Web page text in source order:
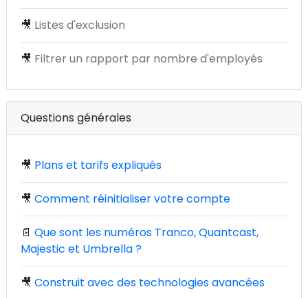
🎥 Listes d'exclusion
🎥 Filtrer un rapport par nombre d'employés
Questions générales
🎥 Plans et tarifs expliqués
🎥 Comment réinitialiser votre compte
📄 Que sont les numéros Tranco, Quantcast,
Majestic et Umbrella ?
🎥 Construit avec des technologies avancées